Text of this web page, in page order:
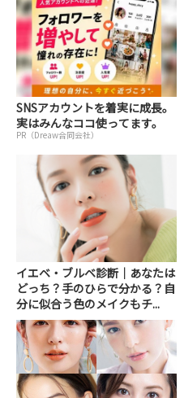
SNSアカウントを着実に成長。
実はみんなココ使ってます。
PR（Dreaw合同会社）
イエベ・ブルベ診断｜あなたは
どっち？手のひらで分かる？自
分に似合う色のメイクもチ...